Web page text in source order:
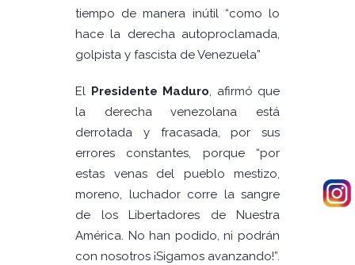
tiempo de manera inútil “como lo
hace la derecha autoproclamada,
golpista y fascista de Venezuela”
El Presidente Maduro, afirmó que
la derecha venezolana está
derrotada y fracasada, por sus
errores constantes, porque “por
estas venas del pueblo mestizo,
moreno, luchador corre la sangre
de los Libertadores de Nuestra
América. No han podido, ni podrán
con nosotros ¡Sigamos avanzando!”.